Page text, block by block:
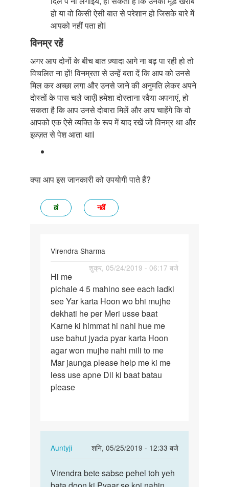
हो या वो किसी ऐसी बात से परेशान हो जिसके बारे में
आपको नहीं पता होI
विनम्र रहें
अगर आप दोनों के बीच बात ज़्यादा आगे ना बढ़ पा रही हो तो
विचलित ना हों! विनम्रता से उन्हें बता दें कि आप को उनसे
मिल कर अच्छा लगा और उनसे जाने की अनुमति लेकर अपने
दोस्तों के पास चले जाएँI हमेशा दोस्ताना रवैया अपनाएं, हो
सकता है कि आप उनसे दोबारा मिलें और आप चाहेंगे कि वो
आपको एक ऐसे व्यक्ति के रूप में याद रखें जो विनम्र था और
इज़्ज़त से पेश आता थाI
क्या आप इस जानकारी को उपयोगी पाते हैं?
हां नहीं
Virendra Sharma
शुक्र, 05/24/2019 - 06:17 बजे
Hi
me
pichale
4
5
mahino
see…
Hi me
pichale 4 5 mahino see each ladki
see Yar karta Hoon wo bhi mujhe
dekhati he per Meri usse baat
Karne ki himmat hi nahi hue me
use bahut jyada pyar karta Hoon
agar won mujhe nahi mili to me
Mar jaunga please help me ki me
less use apne Dil ki baat batau
please
Auntyji
शनि, 05/25/2019 - 12:33 बजे
In
to
Hi
Virendra
bete
Virendra bete sabse pehel toh yeh